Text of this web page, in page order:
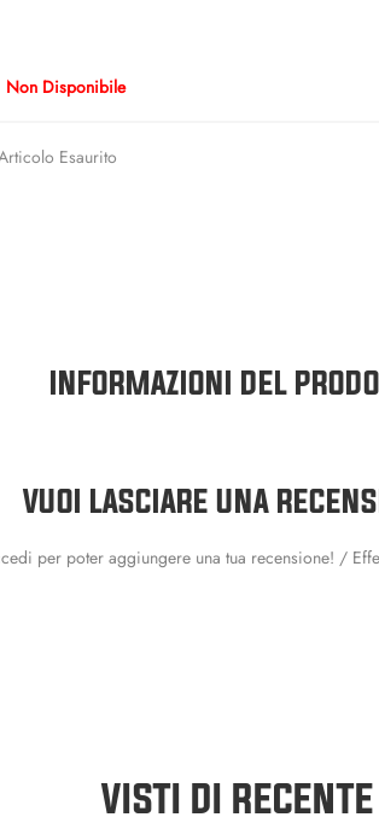
Non Disponibile
Esaurito
INFORMAZIONI DEL
VUOI LASCIARE UNA
per poter aggiungere una tua recensione! /
VISTI DI RECENTE